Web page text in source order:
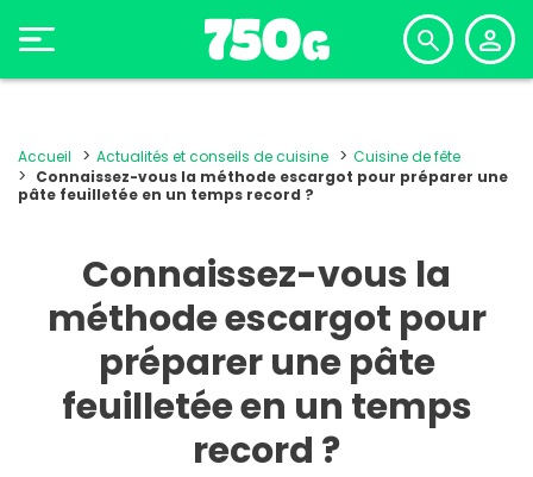
Accueil Actualités et conseils de cuisine
Cuisine de fête
Connaissez-vous la méthode escargot pour préparer une
pâte feuilletée en un temps record ?
Connaissez-vous la
méthode escargot pour
préparer une pâte
feuilletée en un temps
record ?